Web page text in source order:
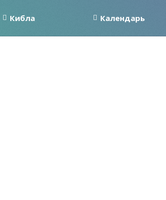
Кибла Календарь